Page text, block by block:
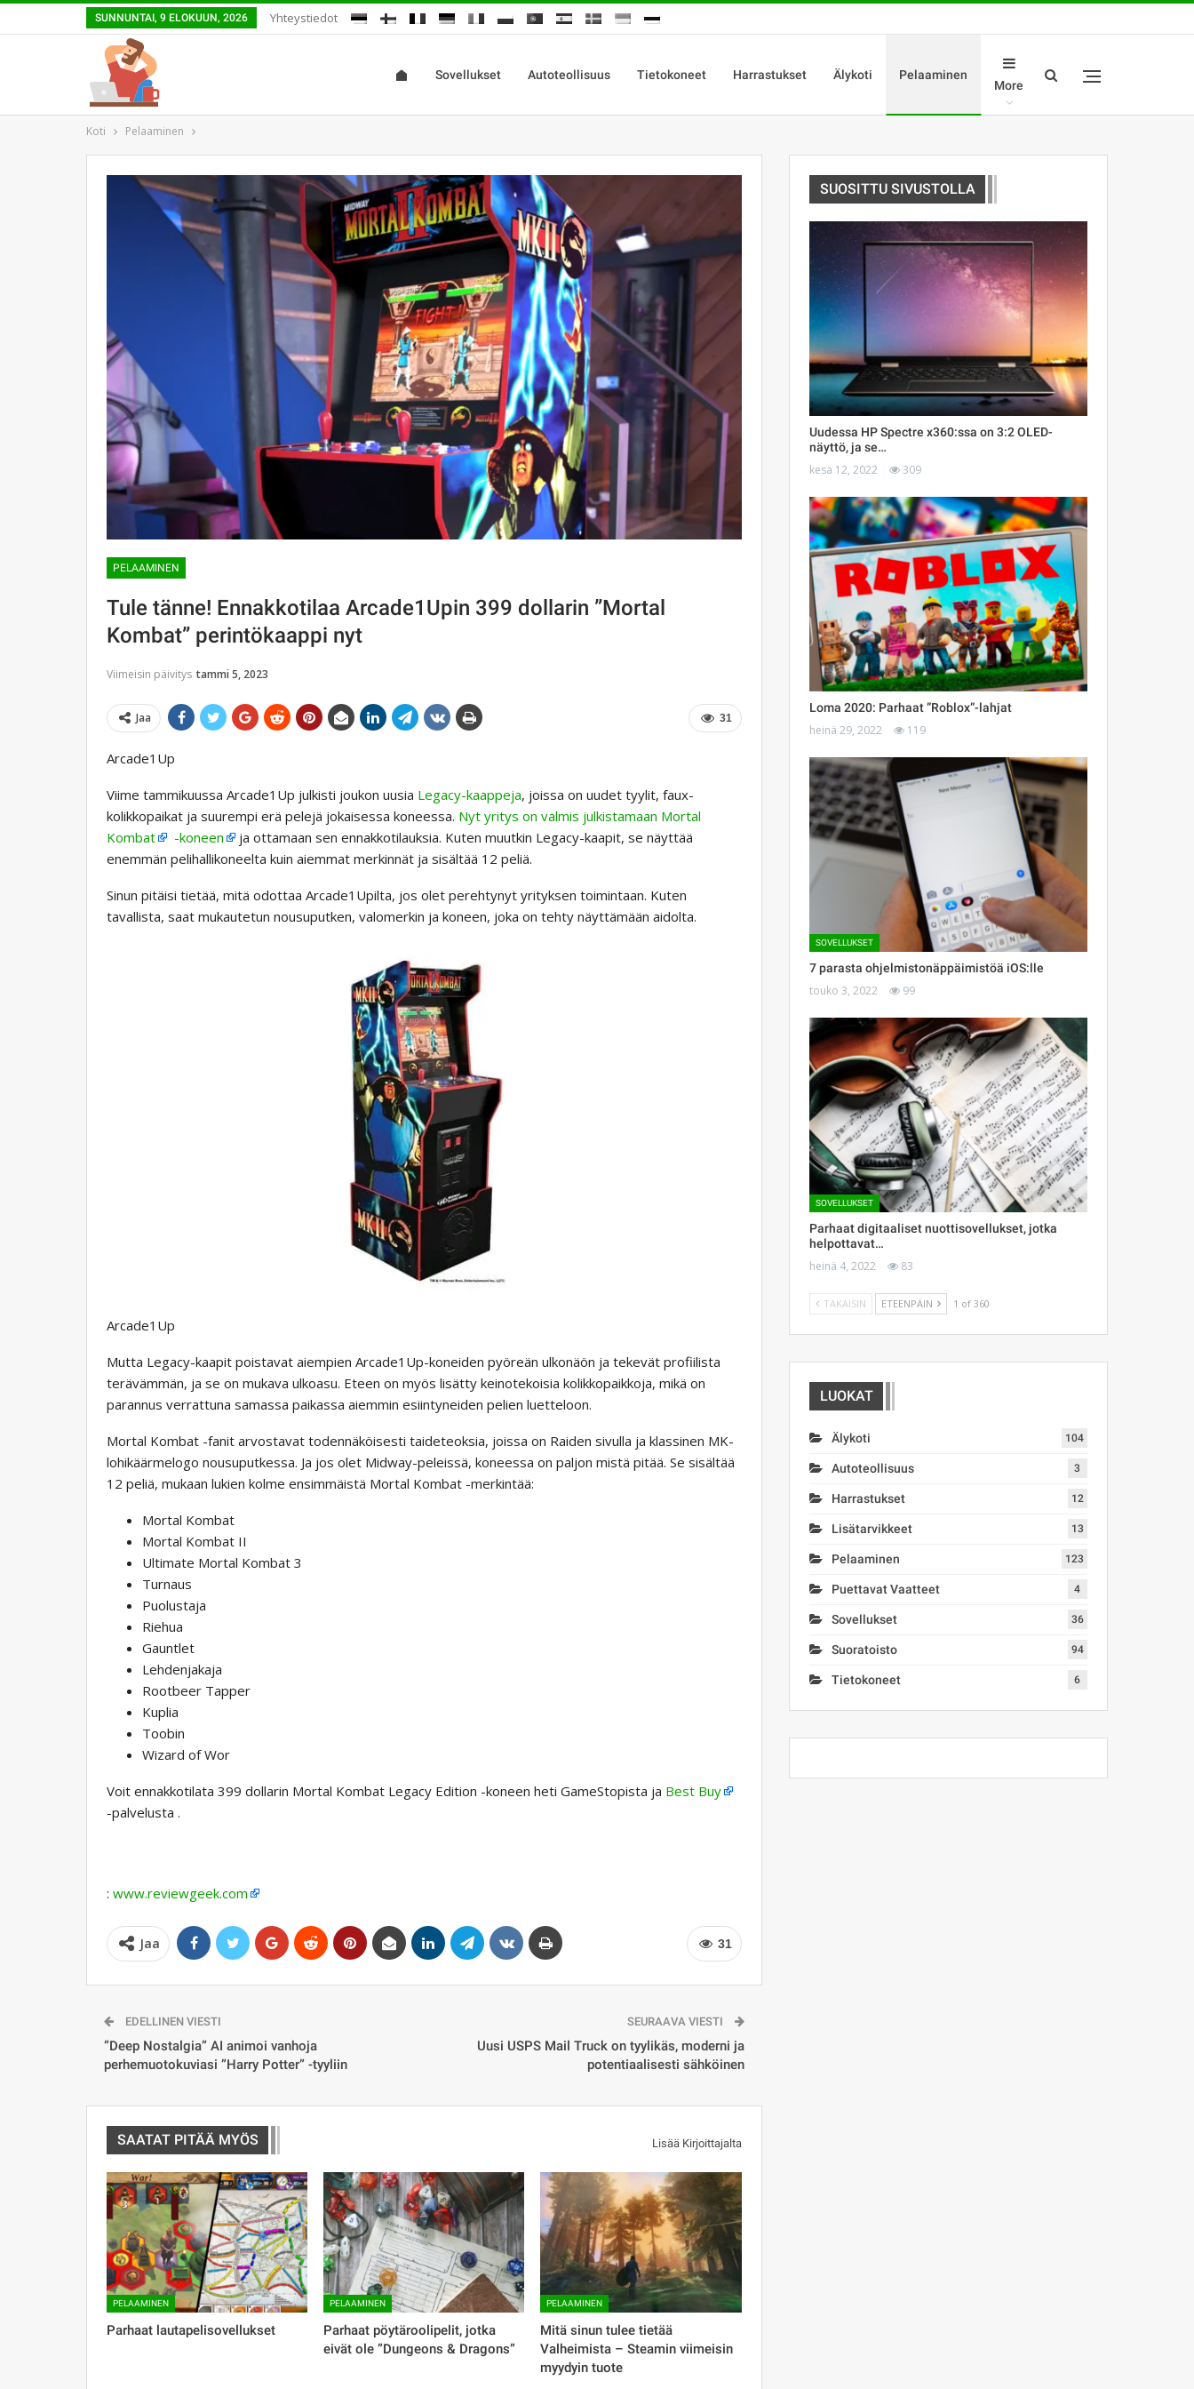
SUNNUNTAI, 9 ELOKUUN, 2026 Yhteystiedot
Sovellukset Autoteollisuus Tietokoneet Harrastukset Älykoti Pelaaminen
More
Koti Pelaaminen
PELAAMINEN
Tule tänne! Ennakkotilaa Arcade1Upin 399 dollarin ”Mortal
Kombat” perintökaappi nyt
Viimeisin päivitys tammi 5, 2023
31
Jaa
Arcade1Up
Viime tammikuussa Arcade1Up julkisti joukon uusia Legacy-kaappeja, joissa on uudet tyylit, faux-
kolikkopaikat ja suurempi erä pelejä jokaisessa koneessa. Nyt yritys on valmis julkistamaan Mortal
Kombat
-koneen
ja ottamaan sen ennakkotilauksia. Kuten muutkin Legacy-kaapit, se näyttää
enemmän pelihallikoneelta kuin aiemmat merkinnät ja sisältää 12 peliä.
Sinun pitäisi tietää, mitä odottaa Arcade1Upilta, jos olet perehtynyt yrityksen toimintaan. Kuten
tavallista, saat mukautetun nousuputken, valomerkin ja koneen, joka on tehty näyttämään aidolta.
Arcade1Up
Mutta Legacy-kaapit poistavat aiempien Arcade1Up-koneiden pyöreän ulkonäön ja tekevät profiilista
terävämmän, ja se on mukava ulkoasu. Eteen on myös lisätty keinotekoisia kolikkopaikkoja, mikä on
parannus verrattuna samassa paikassa aiemmin esiintyneiden pelien luetteloon.
Mortal Kombat -fanit arvostavat todennäköisesti taideteoksia, joissa on Raiden sivulla ja klassinen MK-
lohikäärmelogo nousuputkessa. Ja jos olet Midway-peleissä, koneessa on paljon mistä pitää. Se sisältää
12 peliä, mukaan lukien kolme ensimmäistä Mortal Kombat -merkintää:
Mortal Kombat
Mortal Kombat II
Ultimate Mortal Kombat 3
Turnaus
Puolustaja
Riehua
Gauntlet
Lehdenjakaja
Rootbeer Tapper
Kuplia
Toobin
Wizard of Wor
Voit ennakkotilata 399 dollarin Mortal Kombat Legacy Edition -koneen heti GameStopista ja Best Buy
-palvelusta .
: www.reviewgeek.com
31
Jaa
EDELLINEN VIESTI
”Deep Nostalgia” AI animoi vanhoja
perhemuotokuviasi ”Harry Potter” -tyyliin
SEURAAVA VIESTI
Uusi USPS Mail Truck on tyylikäs, moderni ja
potentiaalisesti sähköinen
SAATAT PITÄÄ MYÖS Lisää Kirjoittajalta
PELAAMINEN
Parhaat lautapelisovellukset
PELAAMINEN
Parhaat pöytäroolipelit, jotka
eivät ole ”Dungeons & Dragons”
PELAAMINEN
Mitä sinun tulee tietää
Valheimista – Steamin viimeisin
myydyin tuote
SUOSITTU SIVUSTOLLA
Uudessa HP Spectre x360:ssa on 3:2 OLED-
näyttö, ja se…
kesä 12, 2022 309
Loma 2020: Parhaat ”Roblox”-lahjat
heinä 29, 2022 119
SOVELLUKSET
7 parasta ohjelmistonäppäimistöä iOS:lle
touko 3, 2022 99
SOVELLUKSET
Parhaat digitaaliset nuottisovellukset, jotka
helpottavat…
heinä 4, 2022 83
TAKAISIN ETEENPÄIN 1 of 360
LUOKAT
Älykoti 104
Autoteollisuus 3
Harrastukset 12
Lisätarvikkeet 13
Pelaaminen 123
Puettavat Vaatteet 4
Sovellukset 36
Suoratoisto 94
Tietokoneet 6